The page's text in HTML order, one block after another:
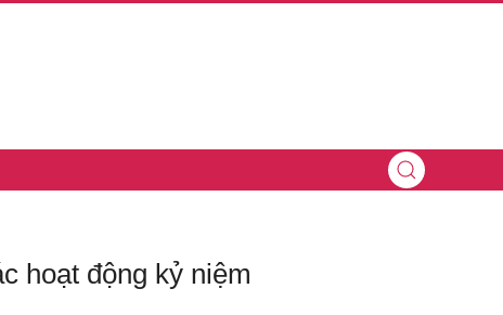
hoạt động kỷ niệm